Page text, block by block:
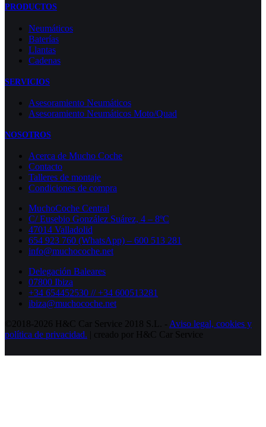
PRODUCTOS
Neumáticos
Baterías
Llantas
Cadenas
SERVICIOS
Asesoramiento Neumáticos
Asesoramiento Neumáticos Moto/Quad
NOSOTROS
Acerca de Mucho Coche
Contacto
Talleres de montaje
Condiciones de compra
MuchoCoche Central
C/ Eusebio González Suárez, 4 – 8ºC
47014 Valladolid
654 923 760 (WhatsApp) – 600 513 281
info@muchocoche.net
Delegación Baleares
07800 Ibiza
+34 654452530 // +34 600513281
ibiza@muchocoche.net
©2018-2026 H&C Car Service 2018 S.L. - Aviso legal, cookies y
política de privacidad. | creado por H&C Car Service